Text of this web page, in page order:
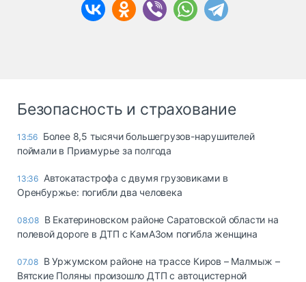
Безопасность и страхование
13:56 Более 8,5 тысячи большегрузов-нарушителей
поймали в Приамурье за полгода
13:36 Автокатастрофа с двумя грузовиками в
Оренбуржье: погибли два человека
08:08 В Екатериновском районе Саратовской области на
полевой дороге в ДТП с КамАЗом погибла женщина
07.08 В Уржумском районе на трассе Киров – Малмыж –
Вятские Поляны произошло ДТП с автоцистерной